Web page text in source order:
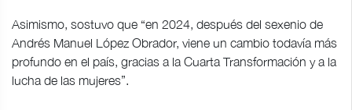
Asimismo, sostuvo que “en 2024, después del sexenio de
Andrés Manuel López Obrador, viene un cambio todavía más
profundo en el país, gracias a la Cuarta Transformación y a la
lucha de las mujeres”.